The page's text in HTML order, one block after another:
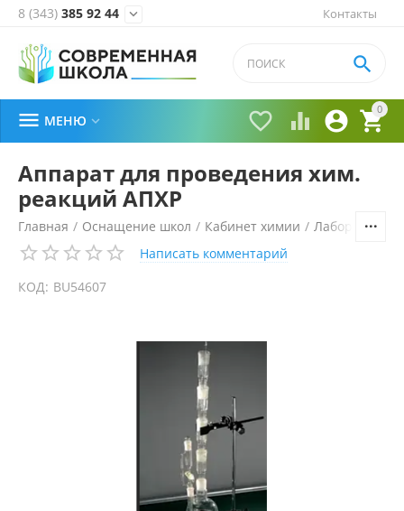
Контакты
8 (343) 385 92 44 
0


 

 МЕНЮ 
Аппарат для проведения хим.
реакций АПХР
Главная / Оснащение школ / Кабинет химии /
Написать комментарий
КОД: BU54607